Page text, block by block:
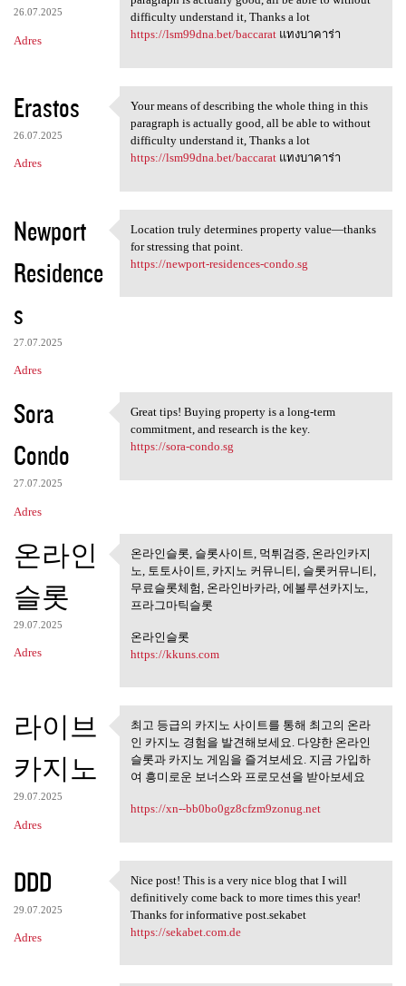
26.07.2025
Adres
difficulty understand it, Thanks a lot
https://lsm99dna.bet/baccaratแทงบาคาร่า
Erastos
26.07.2025
Adres
Your means of describing the
Your means of describing the whole thing in this
paragraph is actually good, all be able to without
difficulty understand it, Thanks a lot
https://lsm99dna.bet/baccaratแทงบาคาร่า
Newport
Residence
s
27.07.2025
Adres
Location truly determines
Location truly determines property value—thanks
for stressing that point.
https://newport-residences-condo.sg
Sora
Condo
27.07.2025
Adres
Great tips! Buying property
Great tips! Buying property is a long-term
commitment, and research is the key.
https://sora-condo.sg
온라인
슬롯
29.07.2025
Adres
온라인슬롯, 슬롯사이트, 먹튀검
증, 온라인카지노,
온라인슬롯, 슬롯사이트, 먹튀검증, 온라인카지
노, 토토사이트, 카지노 커뮤니티, 슬롯커뮤니티,
무료슬롯체험, 온라인바카라, 에볼루션카지노,
프라그마틱슬롯
온라인슬롯
https://kkuns.com
라이브
카지노
29.07.2025
Adres
최고 등급의 카지노 사이트를 통
해 최고의 온라인
최고 등급의 카지노 사이트를 통해 최고의 온라
인 카지노 경험을 발견해보세요. 다양한 온라인
슬롯과 카지노 게임을 즐겨보세요. 지금 가입하
여 흥미로운 보너스와 프로모션을 받아보세요
https://xn--bb0bo0gz8cfzm9zonug.net
DDD
29.07.2025
Adres
Nice post! This is a very
Nice post! This is a very nice blog that I will
definitively come back to more times this year!
Thanks for informative post.sekabet
https://sekabet.com.de